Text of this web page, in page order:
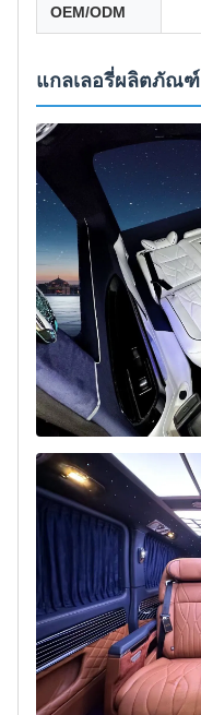
OEM/ODM
แกลเลอรี่ผลิตภัณฑ์